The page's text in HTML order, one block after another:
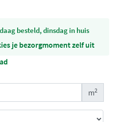
besteld, dinsdag in huis
je bezorgmoment zelf uit
m2